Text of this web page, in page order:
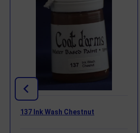
137 Ink Wash Chestnut